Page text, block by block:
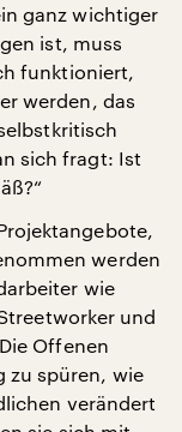
ganz wichtiger
ist, muss
funktioniert,
werden, das
sich fragt: Ist
werden
wie
und
Offenen
zu spüren, wie
verändert